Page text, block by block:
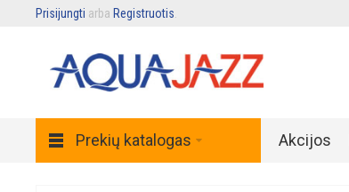
Prisijungti arba Registruotis
Prekių katalogas Akcijos